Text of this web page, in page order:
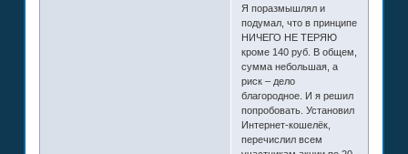
Я поразмышлял и
подумал, что в принципе
НИЧЕГО НЕ ТЕРЯЮ
кроме 140 руб. В общем,
сумма небольшая, а
риск – дело
благородное. И я решил
попробовать. Установил
Интернет-кошелёк,
перечислил всем